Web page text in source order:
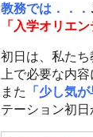
教務では．．．
「入学オリエ
初日は、私た
上で必要な内
また
「少し気
テーション初日